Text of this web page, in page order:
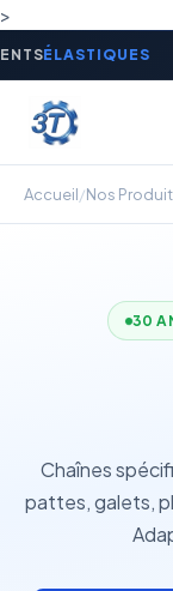
>
ÉLASTIQUES
Accueil/Nos
30
Chaînes
pattes, galets,